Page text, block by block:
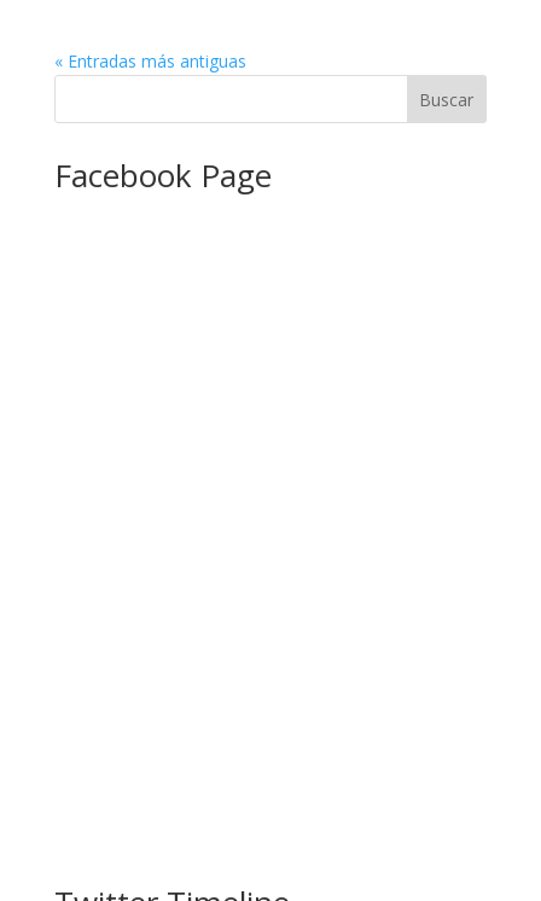
« Entradas más antiguas
Facebook Page